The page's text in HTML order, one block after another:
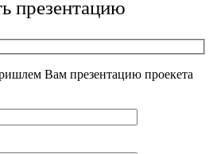
презентацию
Вам презентацию проекета